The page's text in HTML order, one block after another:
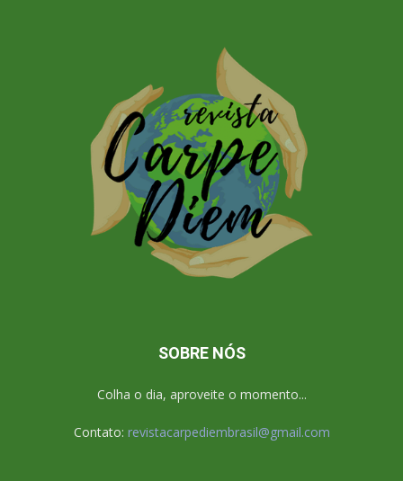
SOBRE NÓS
Colha o dia, aproveite o momento...
Contato: revistacarpediembrasil@gmail.com